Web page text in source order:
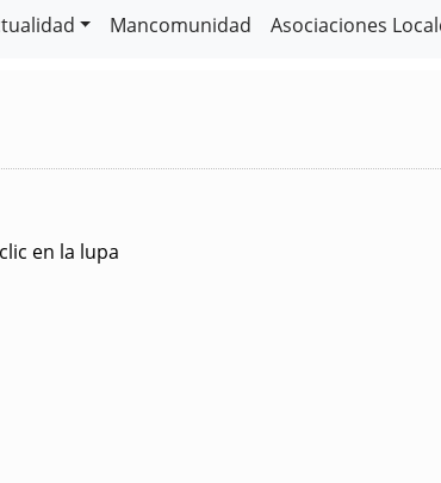
Mancomunidad Asociaciones
en la lupa